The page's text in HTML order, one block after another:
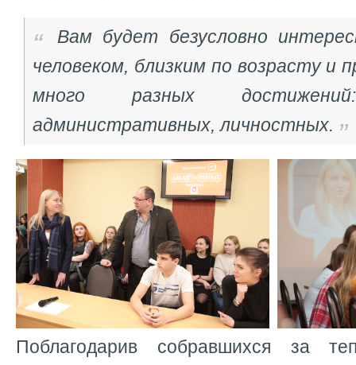
Вам будет безусловно
человеком, близким по возрасту
много разных
административных, личностных.
Поблагодарив собравшихся за